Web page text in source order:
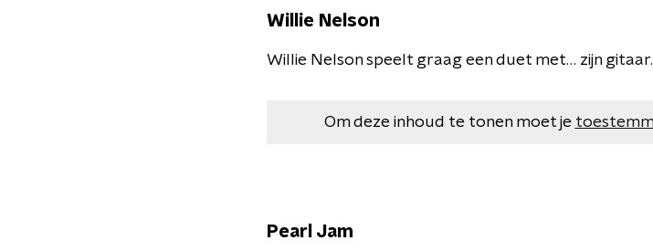
Willie Nelson
Willie Nelson speelt graag een duet met… zijn gitaar.
Om deze inhoud te tonen moet je
Pearl Jam